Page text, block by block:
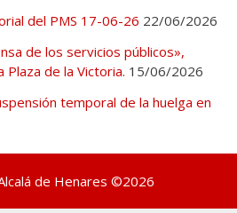
del PMS 17-06-26 22/06/2026
de los servicios públicos»,
de la Victoria. 15/06/2026
temporal de la huelga en
de Henares ©2026